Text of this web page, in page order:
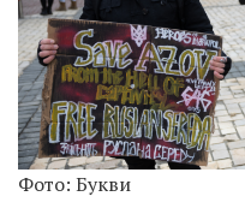
Фото: Букви